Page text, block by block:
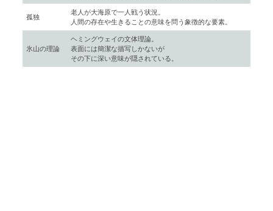
孤独
老人が大海原で一人戦う状況。
人間の存在や生きることの意味を問う象徴的な要素。
氷山の理論
ヘミングウェイの文体理論。
表面には簡潔な描写しかないが
その下に深い意味が隠されている。